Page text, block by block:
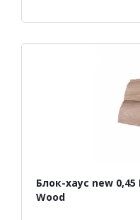
Блок-хаус new
Wood